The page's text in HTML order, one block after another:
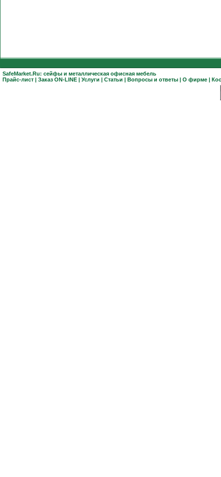
SafeMarket.Ru: сейфы и металлическая офисная мебель
Прайс-лист | Заказ ON-LINE | Услуги | Статьи | Вопросы и ответы | О фирме |